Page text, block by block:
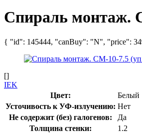
Спираль монтаж.
{ "id": 145444, "canBuy": "N", "price":
[]
IEK
Цвет:
Белый
Усточивость к УФ-излучению: Нет
Не содержит (без) галогенов:
Да
Толщина стенки:
1.2